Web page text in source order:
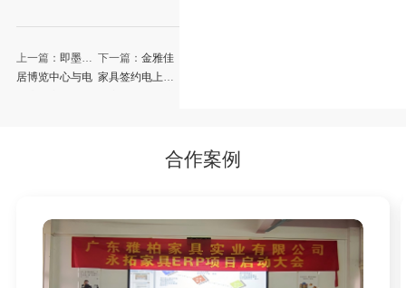
上一篇： 即墨家
居博览中心与电
下一篇： 金雅佳
家具签约电上店
合作案例